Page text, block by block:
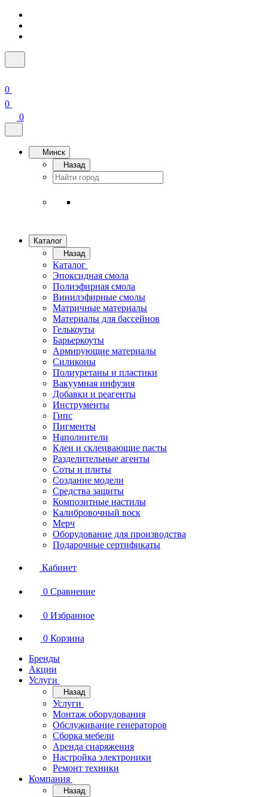
0
0
0
Минск
Назад
Каталог
Назад
Каталог
Эпоксидная смола
Полиэфирная смола
Винилэфирные смолы
Матричные материалы
Материалы для бассейнов
Гелькоуты
Барьеркоуты
Армирующие материалы
Силиконы
Полиуретаны и пластики
Вакуумная инфузия
Добавки и реагенты
Инструменты
Гипс
Пигменты
Наполнители
Клеи и склеивающие пасты
Разделительные агенты
Соты и плиты
Создание модели
Средства защиты
Композитные настилы
Калибровочный воск
Мерч
Оборудование для производства
Подарочные сертификаты
Кабинет
0 Сравнение
0 Избранное
0 Корзина
Бренды
Акции
Услуги
Назад
Услуги
Монтаж оборудования
Обслуживание генераторов
Сборка мебели
Аренда снаряжения
Настройка электроники
Ремонт техники
Компания
Назад